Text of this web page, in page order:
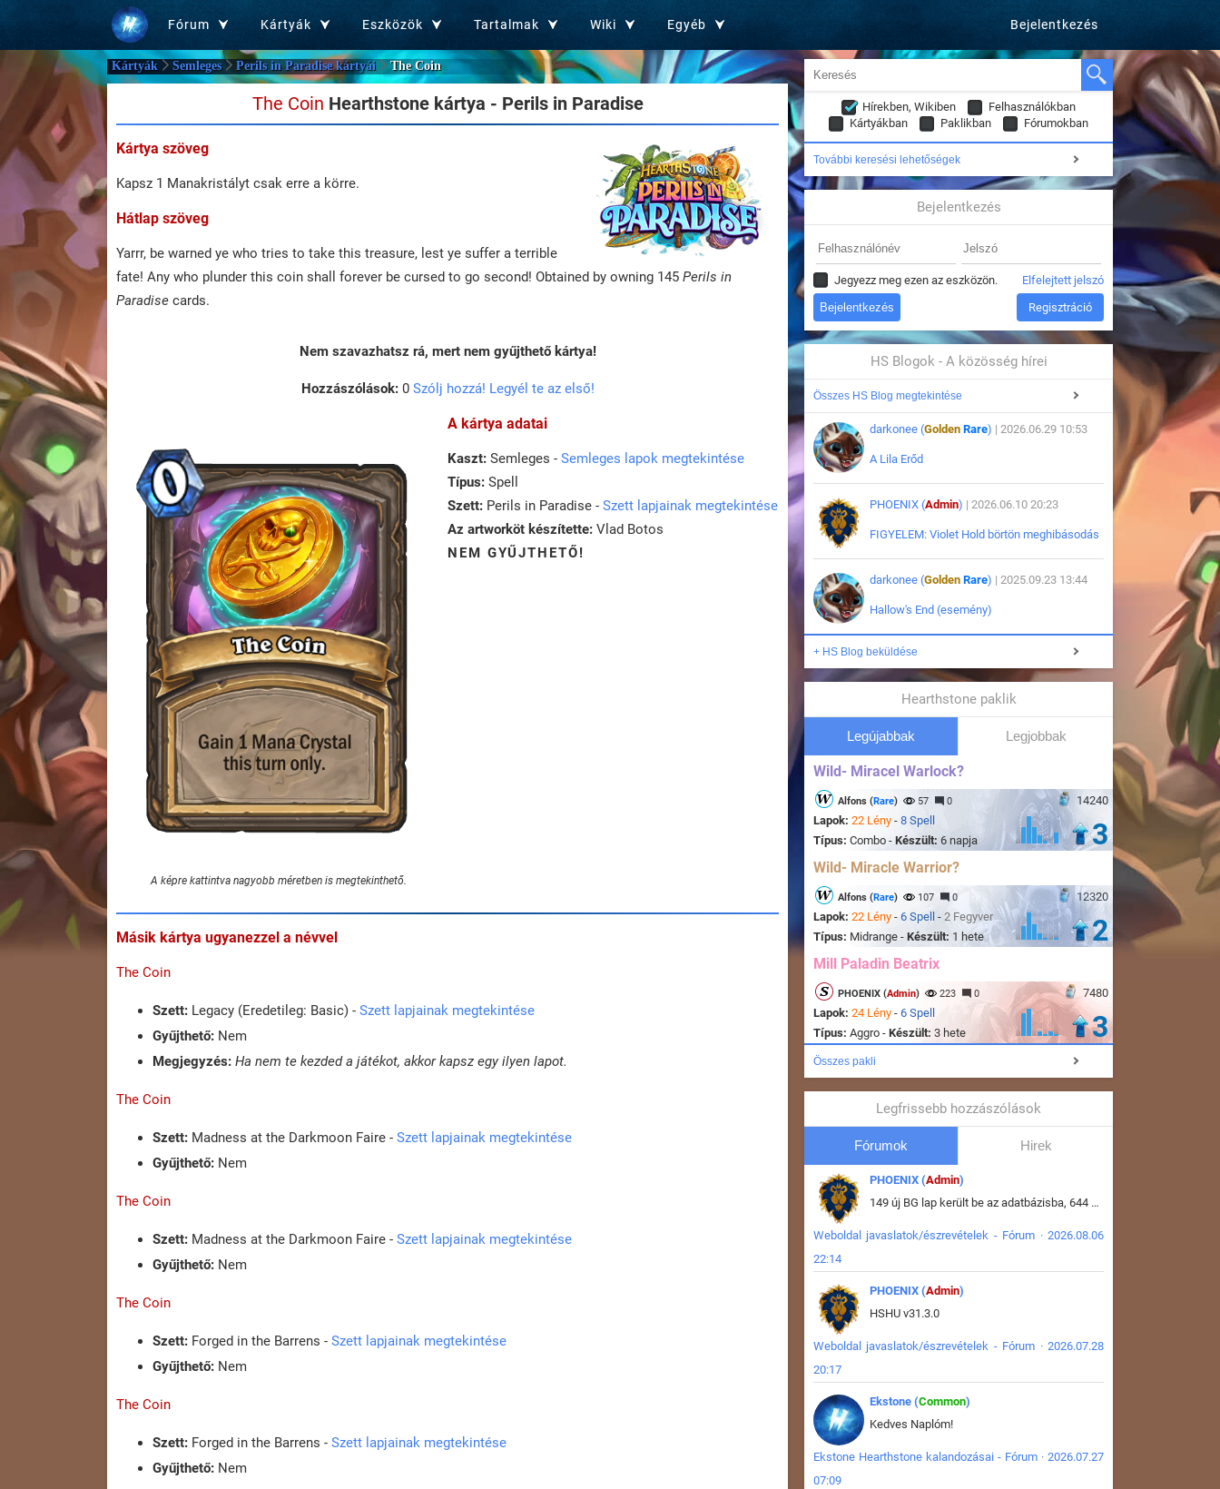
Fórum Kártyák Eszközök Tartalmak Wiki Egyéb Bejelentkezés
Kártyák Semleges Perils in Paradise kártyái The Coin
The Coin Hearthstone kártya - Perils in Paradise
Kártya szöveg
Kapsz 1 Manakristályt csak erre a körre.
Hátlap szöveg
Yarrr, be warned ye who tries to take this treasure, lest ye suffer a terrible
fate! Any who plunder this coin shall forever be cursed to go second! Obtained by owning 145 Perils in
Paradise cards.
Nem szavazhatsz rá, mert nem gyűjthető kártya!
Hozzászólások:0 Szólj hozzá! Legyél te az első!
A képre kattintva nagyobb méretben is megtekinthető.
A kártya adatai
Kaszt: Semleges - Semleges lapok megtekintése
Típus: Spell
Szett: Perils in Paradise - Szett lapjainak megtekintése
Az artworköt készítette: Vlad Botos
NEM GYŰJTHETŐ!
Másik kártya ugyanezzel a névvel
The Coin
Szett: Legacy (Eredetileg: Basic) - Szett lapjainak megtekintése
Gyűjthető: Nem
Megjegyzés: Ha nem te kezded a játékot, akkor kapsz egy ilyen lapot.
The Coin
Szett: Madness at the Darkmoon Faire - Szett lapjainak megtekintése
Gyűjthető: Nem
The Coin
Szett: Madness at the Darkmoon Faire - Szett lapjainak megtekintése
Gyűjthető: Nem
The Coin
Szett: Forged in the Barrens - Szett lapjainak megtekintése
Gyűjthető: Nem
The Coin
Szett: Forged in the Barrens - Szett lapjainak megtekintése
Gyűjthető: Nem
Hírekben, Wikiben
Felhasználókban
Kártyákban
Paklikban Fórumokban
További keresési lehetőségek
Bejelentkezés
Jegyezz meg ezen az eszközön. Elfelejtett jelszó
Regisztráció
HS Blogok - A közösség hírei
Összes HS Blog megtekintése
darkonee (Golden Rare) | 2026.06.29 10:53
A Lila Erőd
PHOENIX (Admin) | 2026.06.10 20:23
FIGYELEM: Violet Hold börtön meghibásodás
darkonee (Golden Rare) | 2025.09.23 13:44
Hallow's End (esemény)
+ HS Blog beküldése
Hearthstone paklik
Legújabbak Legjobbak
Wild- Miracel Warlock?
14240
Alfons (Rare) 57 0
Lapok: 22 Lény - 8 Spell
Típus: Combo - Készült: 6 napja 3
Wild- Miracle Warrior?
12320
Alfons (Rare) 107 0
Lapok: 22 Lény - 6 Spell - 2 Fegyver
Típus: Midrange - Készült: 1 hete 2
Mill Paladin Beatrix
7480
PHOENIX (Admin) 223 0
Lapok: 24 Lény - 6 Spell
Típus: Aggro - Készült: 3 hete 3
Összes pakli
Legfrissebb hozzászólások
Fórumok Hirek
PHOENIX (Admin)
149 új BG lap került be az adatbázisba, 644 db meglévő BG lap módosult, bekerültek az új képek a megváltozott lapokhoz is.
Weboldal javaslatok/észrevételek - Fórum · 2026.08.06
22:14
PHOENIX (Admin)
HSHU v31.3.0
Weboldal javaslatok/észrevételek - Fórum · 2026.07.28
20:17
Ekstone (Common)
Kedves Naplóm!
Ekstone Hearthstone kalandozásai - Fórum · 2026.07.27
07:09